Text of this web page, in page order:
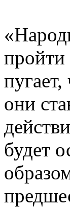
пройти
они
будет